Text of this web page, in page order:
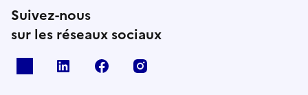
Suivez-nous
sur les réseaux sociaux
Linkedin Facebook